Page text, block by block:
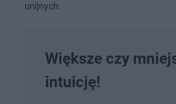
unijnych.
Większe czy
intuicję!